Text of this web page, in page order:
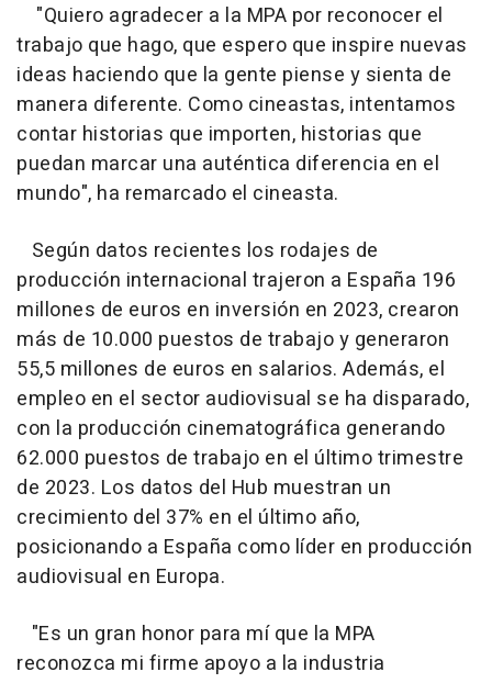
"Quiero agradecer a la MPA por reconocer el
trabajo que hago, que espero que inspire nuevas
ideas haciendo que la gente piense y sienta de
manera diferente. Como cineastas, intentamos
contar historias que importen, historias que
puedan marcar una auténtica diferencia en el
mundo", ha remarcado el cineasta.
Según datos recientes los rodajes de
producción internacional trajeron a España 196
millones de euros en inversión en 2023, crearon
más de 10.000 puestos de trabajo y generaron
55,5 millones de euros en salarios. Además, el
empleo en el sector audiovisual se ha disparado,
con la producción cinematográfica generando
62.000 puestos de trabajo en el último trimestre
de 2023. Los datos del Hub muestran un
crecimiento del 37% en el último año,
posicionando a España como líder en producción
audiovisual en Europa.
"Es un gran honor para mí que la MPA
reconozca mi firme apoyo a la industria